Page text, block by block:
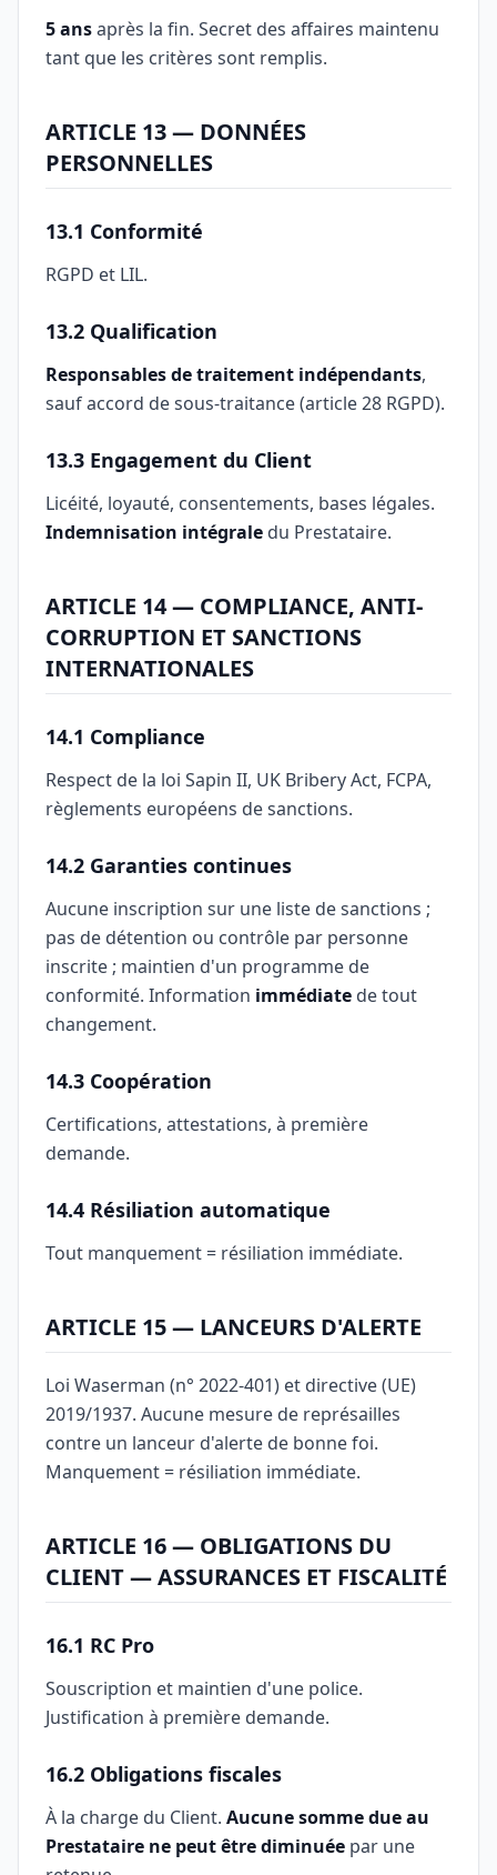
5 ansaprès la fin. Secret des affaires maintenu
tant que les critères sont remplis.
ARTICLE 13 — DONNÉES
PERSONNELLES
13.1 Conformité
RGPD et LIL.
13.2 Qualification
Responsables de traitement indépendants,
sauf accord de sous-traitance (article 28 RGPD).
13.3 Engagement du Client
Licéité, loyauté, consentements, bases légales.
Indemnisation intégrale du Prestataire.
ARTICLE 14 — COMPLIANCE, ANTI-
CORRUPTION ET SANCTIONS
INTERNATIONALES
14.1 Compliance
Respect de la loi Sapin II, UK Bribery Act, FCPA,
règlements européens de sanctions.
14.2 Garanties continues
Aucune inscription sur une liste de sanctions ;
pas de détention ou contrôle par personne
inscrite ; maintien d'un programme de
conformité. Information immédiate de tout
changement.
14.3 Coopération
Certifications, attestations, à première
demande.
14.4 Résiliation automatique
Tout manquement = résiliation immédiate.
ARTICLE 15 — LANCEURS D'ALERTE
Loi Waserman (n° 2022-401) et directive (UE)
2019/1937. Aucune mesure de représailles
contre un lanceur d'alerte de bonne foi.
Manquement = résiliation immédiate.
ARTICLE 16 — OBLIGATIONS DU
CLIENT — ASSURANCES ET FISCALITÉ
16.1 RC Pro
Souscription et maintien d'une police.
Justification à première demande.
16.2 Obligations fiscales
À la charge du Client. Aucune somme due au
Prestataire ne peut être diminuée par une